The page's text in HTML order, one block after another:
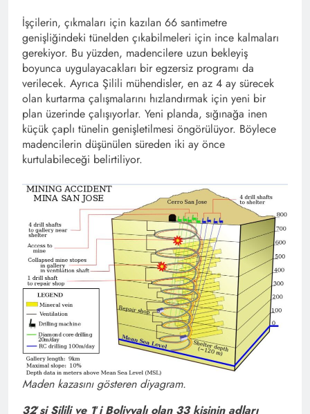
İşçilerin, çıkmaları için kazılan 66 santimetre
genişliğindeki tünelden çıkabilmeleri için ince kalmaları
gerekiyor. Bu yüzden, madencilere uzun bekleyiş
boyunca uygulayacakları bir egzersiz programı da
verilecek. Ayrıca Şilili mühendisler, en az 4 ay sürecek
olan kurtarma çalışmalarını hızlandırmak için yeni bir
plan üzerinde çalışıyorlar. Yeni planda, sığınağa inen
küçük çaplı tünelin genişletilmesi öngörülüyor. Böylece
madencilerin düşünülen süreden iki ay önce
kurtulabileceği belirtiliyor.
Maden kazasını gösteren diyagram.
32′si Şilili ve 1′i Bolivyalı olan 33 kişinin adları